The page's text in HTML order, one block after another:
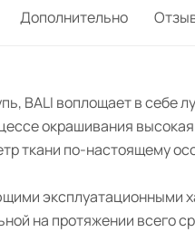
Дополнительно
BALI воплощает в себе
окрашивания
ткани по-настоящему
эксплуатационными
на протяжении всего